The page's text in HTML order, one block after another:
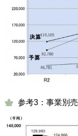
参考3：事業別